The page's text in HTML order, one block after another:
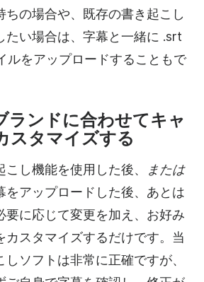
ちの場合や、既存の書き起こし
たい場合は、字幕と一緒に .srt
ルをアップロードすることもで
ランドに合わせてキャ
スタマイズする
し機能を使用した後、
または
をアップロードした後、あとは
要に応じて変更を加え、お好み
カスタマイズするだけです。当
ソフトは非常に正確ですが、